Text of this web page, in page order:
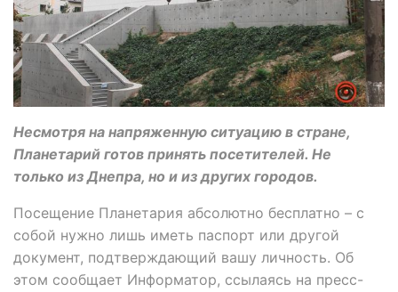
Несмотря на напряженную ситуацию в стране,
Планетарий готов принять посетителей. Не
только из Днепра, но и из других городов.
Посещение Планетария абсолютно бесплатно – с
собой нужно лишь иметь паспорт или другой
документ, подтверждающий вашу личность. Об
этом сообщает Информатор, ссылаясь на пресс-